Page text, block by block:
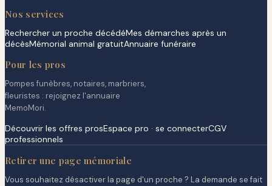
Nos services
Rechercher un proche décédéMes démarches après un
décèsMémorial animal gratuitAnnuaire funéraire
Pour les pros
Pompes funèbres, notaires, marbriers,
fleuristes : rejoignez l'annuaire
MemoMori.
Découvrir les offres prosEspace pro · se connecterCGV
professionnels
Retirer une page mémoriale
Vous souhaitez désactiver la page d'un proche ? La demande se fait